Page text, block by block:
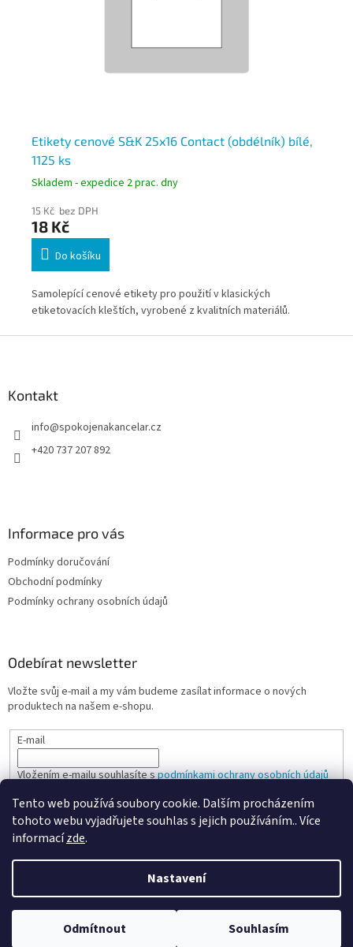
Tento web používá soubory cookie. Dalším procházením
tohoto webu vyjadřujete souhlas s jejich používáním.. Více
informacízde.
Nastavení
Odmítnout Souhlasím
Etikety cenové S&K 25x16 Contact (obdélník) bílé,
1125 ks
Skladem - expedice 2 prac. dny
15 Kč bez DPH
18 Kč
Do košíku
Samolepící cenové etikety pro použití v klasických
etiketovacích kleštích, vyrobené z kvalitních materiálů.
Kontakt
info@spokojenakancelar.cz
+420 737 207 892
Informace pro vás
Podmínky doručování
Obchodní podmínky
Podmínky ochrany osobních údajů
Odebírat newsletter
Vložte svůj e-mail a my vám budeme zasílat informace o nových
produktech na našem e-shopu.
E-mail
Vložením e-mailu souhlasíte spodmínkami ochrany osobních údajů
PŘIHLÁSIT SE
Vytvořil Shoptet
Copyright 2026Spokojená kancelář . Všechna práva vyhrazena.